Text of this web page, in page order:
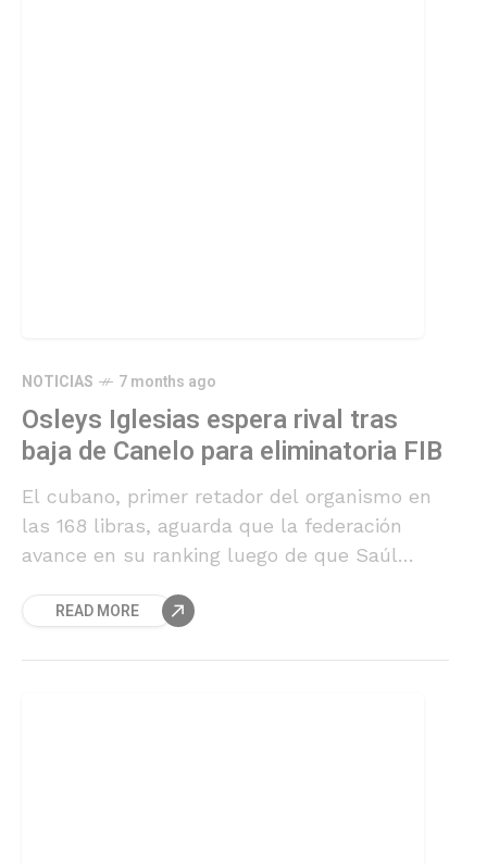
NOTICIAS 7 months ago
Osleys Iglesias espera rival tras
baja de Canelo para eliminatoria FIB
El cubano, primer retador del organismo en
las 168 libras, aguarda que la federación
avance en su ranking luego de que Saúl
lesión.READ MORE